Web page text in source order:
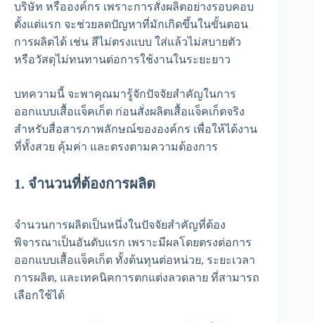
บริษัท หรือองค์กร เพราะการสั่งผลิตอย่างรอบคอบ
ตั้งแต่แรก จะช่วยลดปัญหาที่มักเกิดขึ้นในขั้นตอน
การผลิตได้ เช่น สีไม่ตรงแบบ ใส่แล้วไม่สบายตัว
หรือวัสดุไม่ทนทานต่อการใช้งานในระยะยาว
บทความนี้ จะพาคุณมารู้จักปัจจัยสำคัญในการ
ออกแบบเสื้อแจ็คเก็ต ก่อนสั่งผลิตเสื้อแจ็คเก็ตจริง
สำหรับสื่อสารภาพลักษณ์ขององค์กร เพื่อให้ได้งาน
ที่ทั้งสวย คุ้มค่า และตรงตามความต้องการ
1. จำนวนที่ต้องการผลิต
จำนวนการผลิตเป็นหนึ่งในปัจจัยสำคัญที่ต้อง
พิจารณาเป็นอันดับแรก เพราะมีผลโดยตรงต่อการ
ออกแบบเสื้อแจ็คเก็ต ทั้งต้นทุนต่อหน่วย, ระยะเวลา
การผลิต, และเทคนิคการตกแต่งลวดลาย ที่สามารถ
เลือกใช้ได้